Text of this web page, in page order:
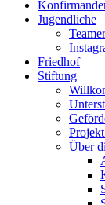
Jugendliche
Friedhof
Stiftung
Über